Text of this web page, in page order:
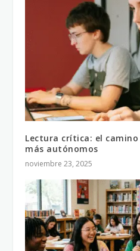
Lectura crítica: el
más autónomos
noviembre 23, 2025